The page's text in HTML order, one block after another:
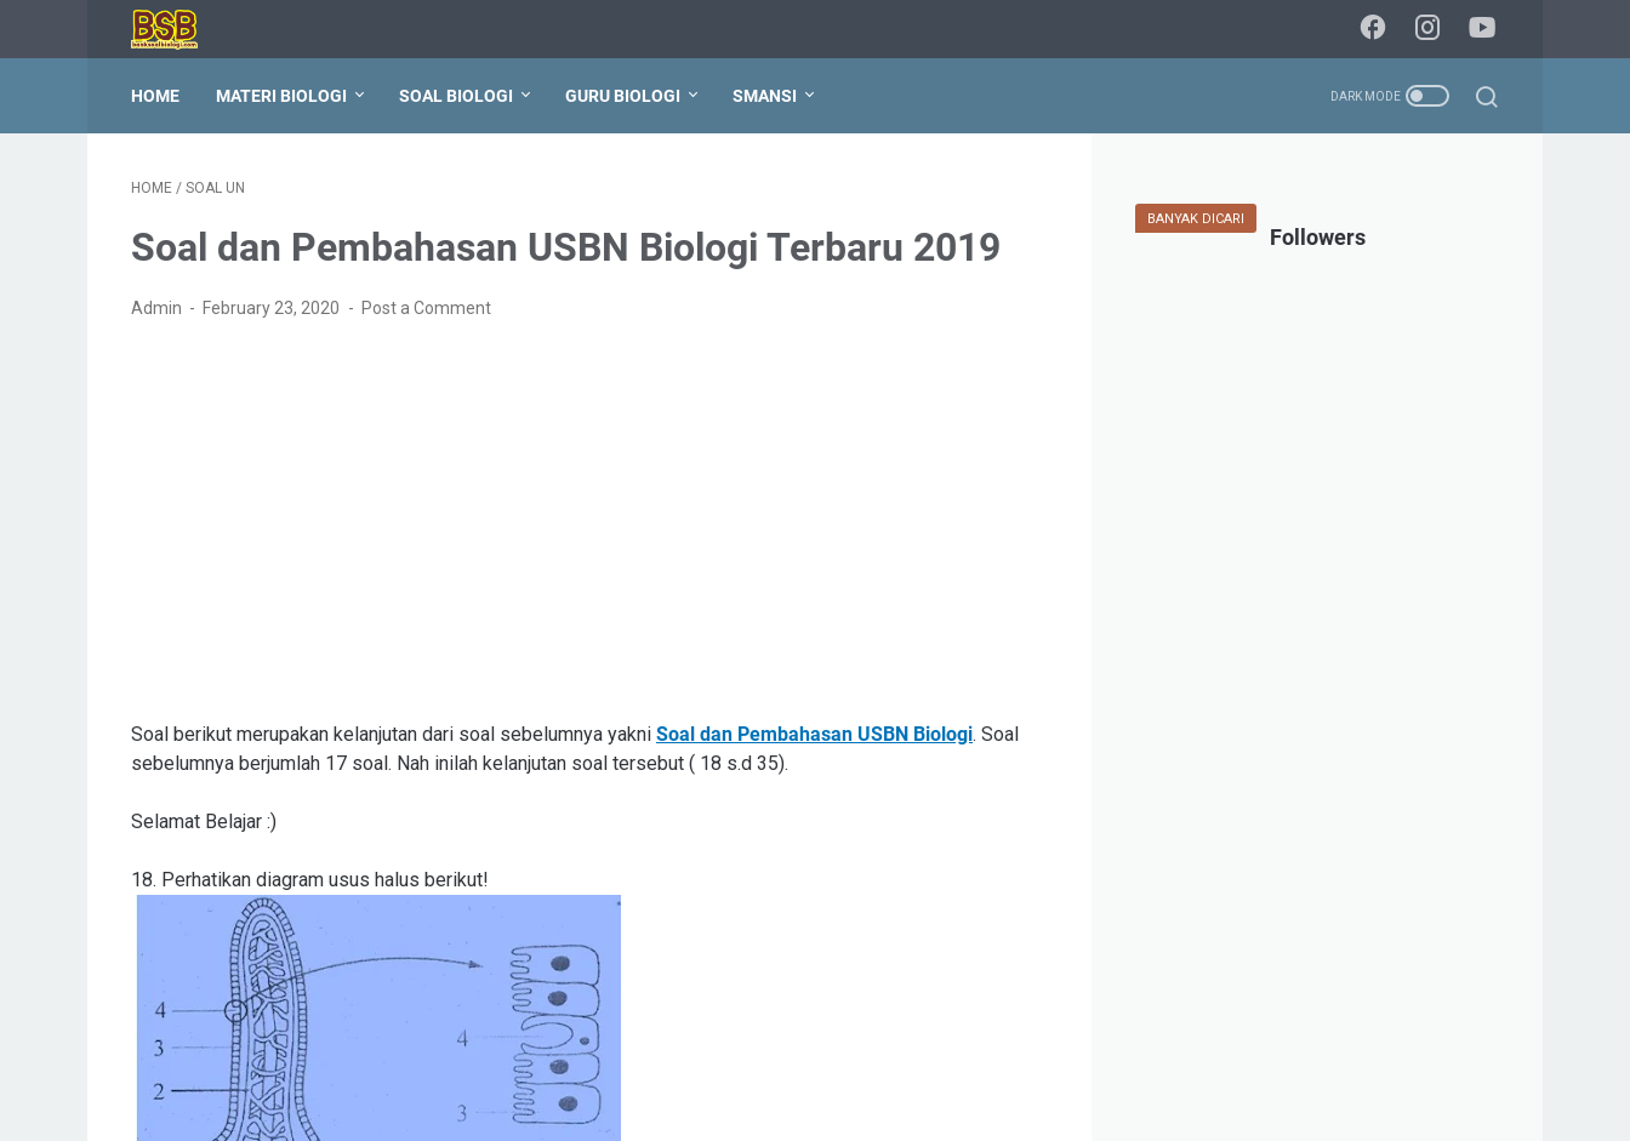
HOME MATERI BIOLOGI SOAL BIOLOGI GURU BIOLOGI SMANSI
HOME / SOAL UN
Soal dan Pembahasan USBN Biologi Terbaru 2019
Admin February 23, 2020 Post a Comment
Soal berikut merupakan kelanjutan dari soal sebelumnya yakni Soal dan Pembahasan USBN Biologi. Soal
sebelumnya berjumlah 17 soal. Nah inilah kelanjutan soal tersebut ( 18 s.d 35).
Selamat Belajar :)
18. Perhatikan diagram usus halus berikut!
BANYAK DICARI
Followers